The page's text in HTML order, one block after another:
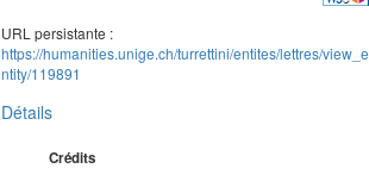
URL persistante :
https://humanities.unige.ch/turrettini/entites/lettres/
ntity/119891
Détails
Crédits